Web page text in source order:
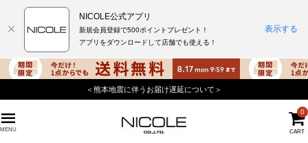
＜熊本地震に伴うお届け遅延について＞
MENU CART
0
NICOLE公式アプリ
新規会員登録で500ポイントプレゼント！
アプリをダウンロードして店舗でも使える！
表示する